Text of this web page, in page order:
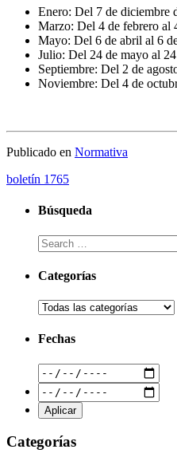
Enero: Del 7 de diciembre
Marzo: Del 4 de febrero al
Mayo: Del 6 de abril al 6
Julio: Del 24 de mayo al
Septiembre: Del 2 de
Noviembre: Del 4 de
Publicado en Normativa
boletín 1765
Búsqueda
Categorías
Fechas
Categorías